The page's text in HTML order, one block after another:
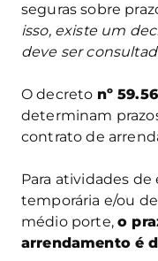
seguras sobre
isso, existe um
deve ser
O decreto nº
determinam
contrato de
Para atividades de
temporária e/ou
médio porte,o
arrendamento é